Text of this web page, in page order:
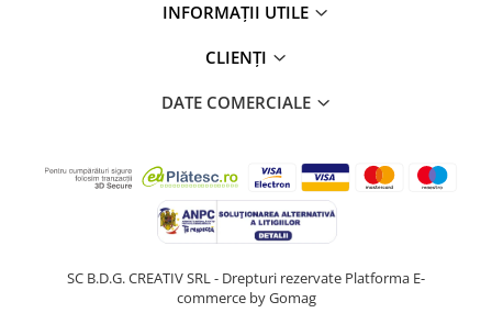
INFORMAȚII UTILE
CLIENȚI
DATE COMERCIALE
SC B.D.G. CREATIV SRL - Drepturi rezervate Platforma E-
commerce by Gomag